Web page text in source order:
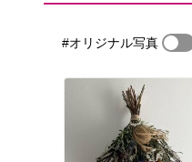
#オリジナル写真